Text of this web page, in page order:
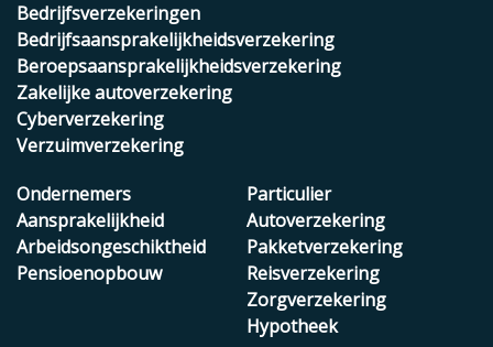
Bedrijfsverzekeringen
Bedrijfsaansprakelijkheidsverzekering
Beroepsaansprakelijkheidsverzekering
Zakelijke autoverzekering
Cyberverzekering
Verzuimverzekering
Ondernemers
Aansprakelijkheid
Arbeidsongeschiktheid
Pensioenopbouw
Particulier
Autoverzekering
Pakketverzekering
Reisverzekering
Zorgverzekering
Hypotheek